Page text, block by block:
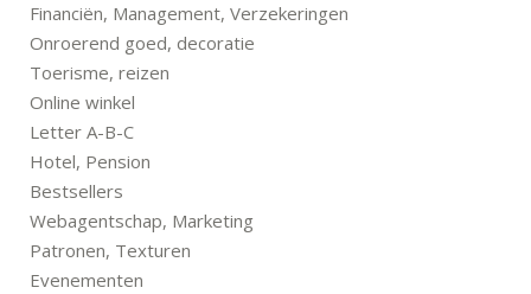
Financiën, Management, Verzekeringen
Onroerend goed, decoratie
Toerisme, reizen
Online winkel
Letter A-B-C
Hotel, Pension
Bestsellers
Webagentschap, Marketing
Patronen, Texturen
Evenementen